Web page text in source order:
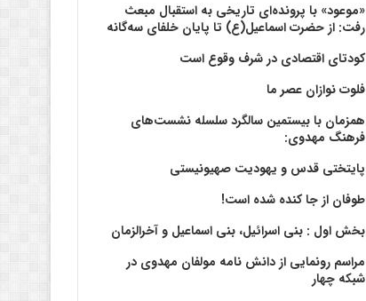
«موعود» با پرونده‌ای تاریخی به استقبال مبعث
رفت: از حضرت اسماعیل(ع) تا پایان خلفای سه‌گانه
کودتای اقتصادی در شرف وقوع است
فلوت نوازان عصر ما
همزمان با بیستمین سالگرد سلسله نشست‌های
فرهنگ مهدوی:‌
پایتختی قدس و یهودیت صهیونیستی
طوفان از جا کنده شده است!
بخش اول : بنی اسرائیل، بنی اسماعیل و آخرالزمان
مراسم رونمایی از دانش نامه مولفان مهدوی در
شبکه چهار